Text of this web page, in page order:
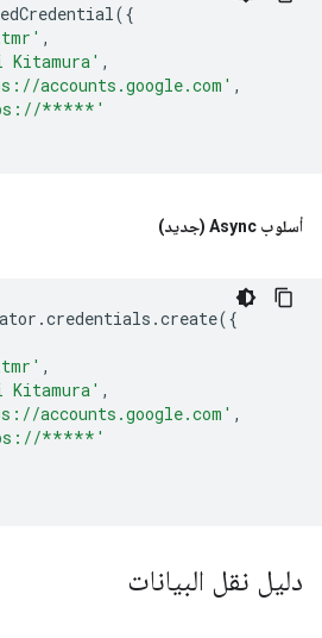
({
,
,
accounts.google.com' ,
*****'
أسلوب Async (جديد)
.credentials .create({
,
,
accounts.google.com' ,
*****'
دليل نقل البيانات